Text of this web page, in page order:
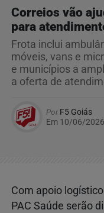
Correios vão
para
Frota inclui
móveis, vans e
e municípios a
a oferta de
PorF5 Goiás
Em 10/06/
Com apoio
PAC Saúde serão